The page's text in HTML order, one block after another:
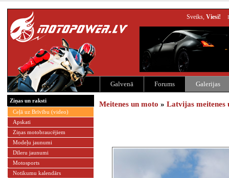
Sveiks, Viesi!
Galvenā Forums Galerijas
Ziņas un raksti
Ceļā uz Brīvību (video)
Apskati
Ziņas motobraucējiem
Modeļu jaunumi
Dīleru jaunumi
Motosports
Notikumu kalendārs
Meitenes un moto » Latvijas meitenes